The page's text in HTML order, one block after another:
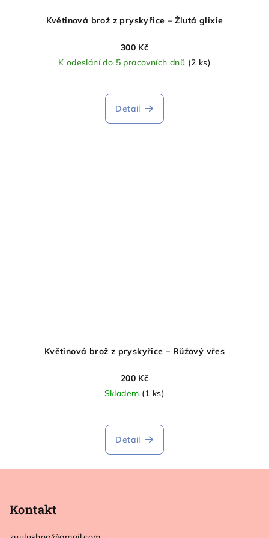
Květinová brož z pryskyřice – Žlutá glixie
300 Kč
K odeslání do 5 pracovních dnů (2 ks)
Detail
Květinová brož z pryskyřice – Růžový vřes
200 Kč
Skladem (1 ks)
Detail
Kontakt